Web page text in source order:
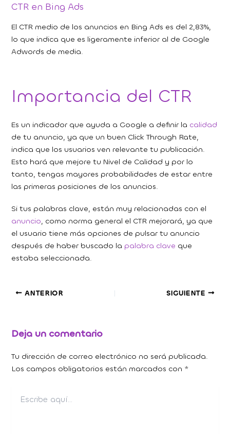
CTR en Bing Ads
El CTR medio de los anuncios en Bing Ads es del 2,83%,
lo que indica que es ligeramente inferior al de Google
Adwords de media.
Importancia del CTR
Es un indicador que ayuda a Google a definir la calidad
de tu anuncio, ya que un buen Click Through Rate,
indica que los usuarios ven relevante tu publicación.
Esto hará que mejore tu Nivel de Calidad y por lo
tanto, tengas mayores probabilidades de estar entre
las primeras posiciones de los anuncios.
Si tus palabras clave, están muy relacionadas con el
anuncio, como norma general el CTR mejorará, ya que
el usuario tiene más opciones de pulsar tu anuncio
después de haber buscado la palabra clave que
estaba seleccionada.
ANTERIOR SIGUIENTE
Deja un comentario
Tu dirección de correo electrónico no será publicada.
Los campos obligatorios están marcados con *
aquí...